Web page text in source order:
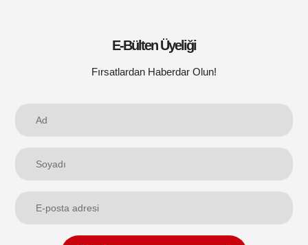
E-Bülten Üyeliği
Fırsatlardan Haberdar Olun!